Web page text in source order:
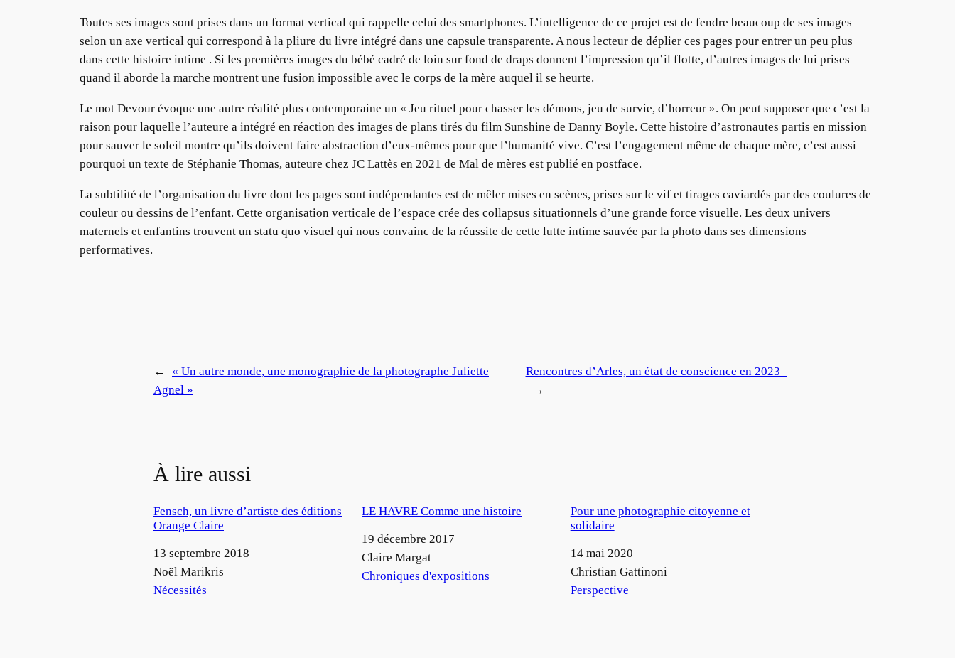
Toutes ses images sont prises dans un format vertical qui rappelle celui des smartphones. L’intelligence de ce projet est de fendre beaucoup de ses images
selon un axe vertical qui correspond à la pliure du livre intégré dans une capsule transparente. A nous lecteur de déplier ces pages pour entrer un peu plus
dans cette histoire intime . Si les premières images du bébé cadré de loin sur fond de draps donnent l’impression qu’il flotte, d’autres images de lui prises
quand il aborde la marche montrent une fusion impossible avec le corps de la mère auquel il se heurte.
Le mot Devour évoque une autre réalité plus contemporaine un « Jeu rituel pour chasser les démons, jeu de survie, d’horreur ». On peut supposer que c’est la
raison pour laquelle l’auteure a intégré en réaction des images de plans tirés du film Sunshine de Danny Boyle. Cette histoire d’astronautes partis en mission
pour sauver le soleil montre qu’ils doivent faire abstraction d’eux-mêmes pour que l’humanité vive. C’est l’engagement même de chaque mère, c’est aussi
pourquoi un texte de Stéphanie Thomas, auteure chez JC Lattès en 2021 de Mal de mères est publié en postface.
La subtilité de l’organisation du livre dont les pages sont indépendantes est de mêler mises en scènes, prises sur le vif et tirages caviardés par des coulures de
couleur ou dessins de l’enfant. Cette organisation verticale de l’espace crée des collapsus situationnels d’une grande force visuelle. Les deux univers
maternels et enfantins trouvent un statu quo visuel qui nous convainc de la réussite de cette lutte intime sauvée par la photo dans ses dimensions
performatives.
←
« Un autre monde, une monographie de la photographe Juliette
Agnel »
Rencontres d’Arles, un état de conscience en 2023
→
À lire aussi
Fensch, un livre d’artiste des éditions
Orange Claire
Date
13 septembre 2018
Auteur
Noël Marikris
Par rapport à
Nécessités
LE HAVRE Comme une histoire
Date
19 décembre 2017
Auteur
Claire Margat
Par rapport à
Chroniques d'expositions
Pour une photographie citoyenne et
solidaire
Date
14 mai 2020
Auteur
Christian Gattinoni
Par rapport à
Perspective